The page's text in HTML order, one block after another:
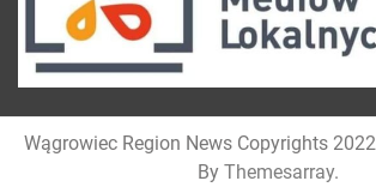
Wągrowiec Region News Copyrights 2022
By Themesarray.